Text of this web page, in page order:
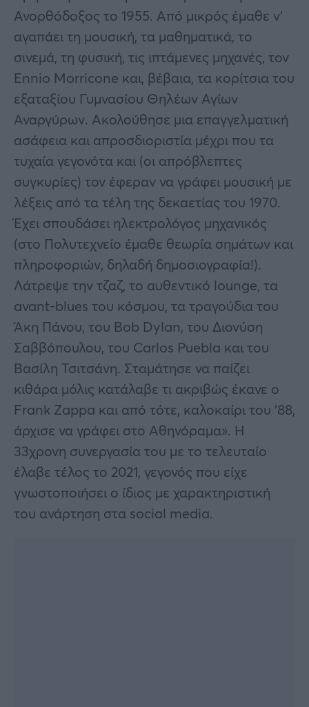
Ανορθόδοξος το 1955. Από μικρός έμαθε ν’
αγαπάει τη μουσική, τα μαθηματικά, το
σινεμά, τη φυσική, τις ιπτάμενες μηχανές, τον
Ennio Morricone και, βέβαια, τα κορίτσια του
εξαταξίου Γυμνασίου Θηλέων Αγίων
Αναργύρων. Ακολούθησε μια επαγγελματική
ασάφεια και απροσδιοριστία μέχρι που τα
τυχαία γεγονότα και (οι απρόβλεπτες
συγκυρίες) τον έφεραν να γράφει μουσική με
λέξεις από τα τέλη της δεκαετίας του 1970.
Έχει σπουδάσει ηλεκτρολόγος μηχανικός
(στο Πολυτεχνείο έμαθε θεωρία σημάτων και
πληροφοριών, δηλαδή δημοσιογραφία!).
Λάτρεψε την τζαζ, το αυθεντικό lounge, τα
avant-blues του κόσμου, τα τραγούδια του
Άκη Πάνου, του Bob Dylan, του Διονύση
Σαββόπουλου, του Carlos Puebla και του
Βασίλη Τσιτσάνη. Σταμάτησε να παίζει
κιθάρα μόλις κατάλαβε τι ακριβώς έκανε ο
Frank Zappa και από τότε, καλοκαίρι του ’88,
άρχισε να γράφει στο Αθηνόραμα». Η
33χρονη συνεργασία του με το τελευταίο
έλαβε τέλος το 2021, γεγονός που είχε
γνωστοποιήσει ο ίδιος με χαρακτηριστική
του ανάρτηση στα social media.